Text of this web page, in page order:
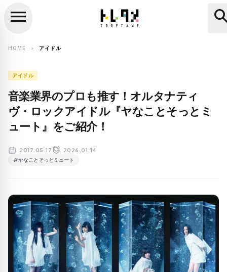
search
menu
HOME chevron_right アイドル
アイドル
音楽業界のプロも推す！オルタナティ
ヴ・ロックアイドル『ヤなことそっとミ
ュート』をご紹介！
2017.05.17 2026.01.14
#ヤなことそっとミュート